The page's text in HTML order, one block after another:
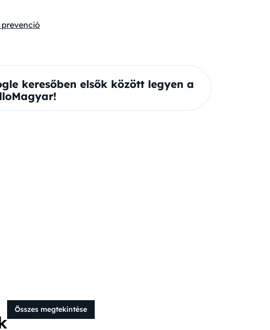
keresőben elsők között legyen a
Összes megtekintése